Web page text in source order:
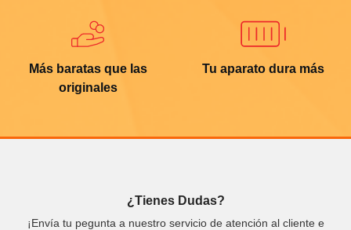
Más baratas que las
originales
Tu aparato dura más
¿Tienes Dudas?
¡Envía tu pegunta a nuestro servicio de atención al cliente e